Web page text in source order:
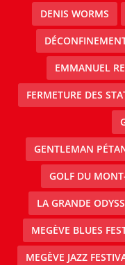
DENIS WORMS
EMMANUEL
FERMETURE DES
GENTLEMAN
GOLF DU
LA GRANDE
MEGÈVE BLUES
MEGÈVE JAZZ